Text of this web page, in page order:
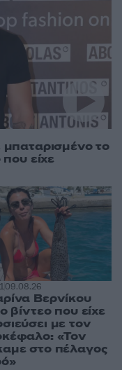
μπαταρισμένο το
είχε
09.08.26
Βερνίκου
βίντεο που είχε
με τον
«Τον
στο πέλαγος